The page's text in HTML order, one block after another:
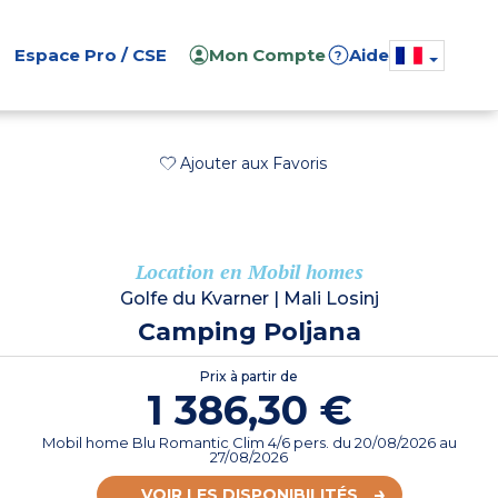
Espace Pro / CSE Mon Compte ? Aide
Ajouter aux Favoris
Location en Mobil homes
Golfe du Kvarner| Mali Losinj
Camping Poljana
Prix à partir de
1 386,30 €
Mobil home Blu Romantic Clim 4/6 pers. du 20/08/2026au
27/08/2026